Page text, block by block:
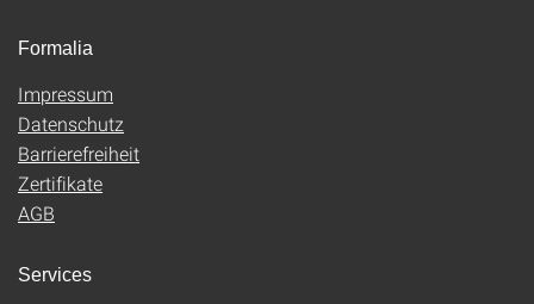
Formalia
Impressum
Datenschutz
Barrierefreiheit
Zertifikate
AGB
Services